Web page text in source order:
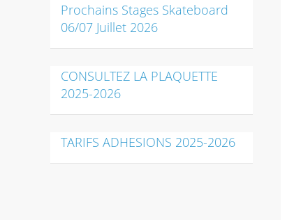
Prochains Stages Skateboard
06/07 Juillet 2026
CONSULTEZ LA PLAQUETTE
2025-2026
TARIFS ADHESIONS 2025-2026